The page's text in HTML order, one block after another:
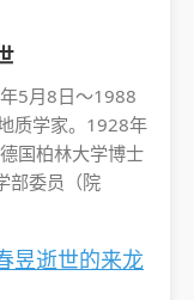
5月8日～1988
质学家。1928年
国柏林大学博士
部委员（院
昱逝世的来龙